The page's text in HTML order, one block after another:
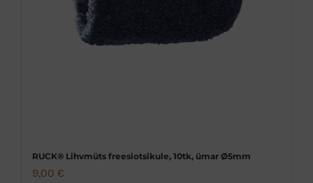
RUCK® Lihvmüts freesiotsikule, 10tk, ümar Ø5mm
9,00 €